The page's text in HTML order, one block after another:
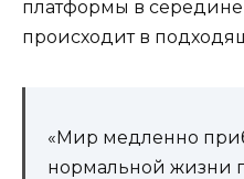
платформы в
происходит в
«Мир медленно
нормальной жизни